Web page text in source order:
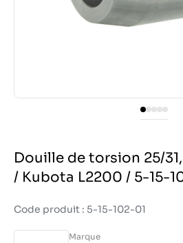
Douille de torsion 25/
/ Kubota L2200 / 5-15-
Code produit : 5-15-102-01
Marque